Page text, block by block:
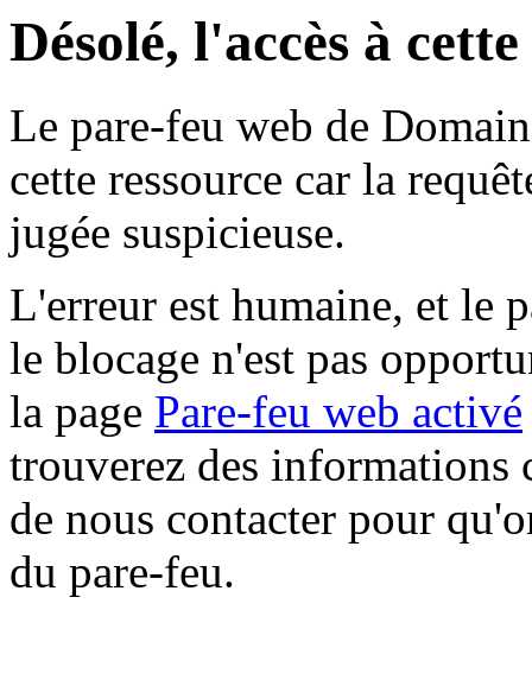
Désolé, l'accès à
Le pare-feu web de
cette ressource car la
jugée suspicieuse.
L'erreur est humaine, et le
le blocage n'est pas
la page Pare-feu web activé
trouverez des informations
de nous contacter pour
du pare-feu.